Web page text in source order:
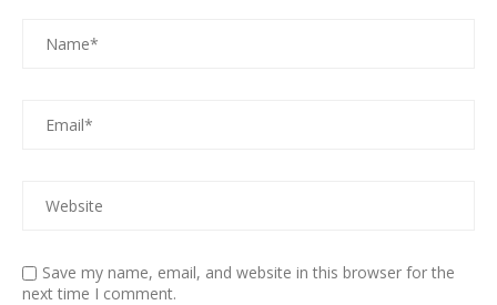
Save my name, email, and website in this browser for the
next time I comment.